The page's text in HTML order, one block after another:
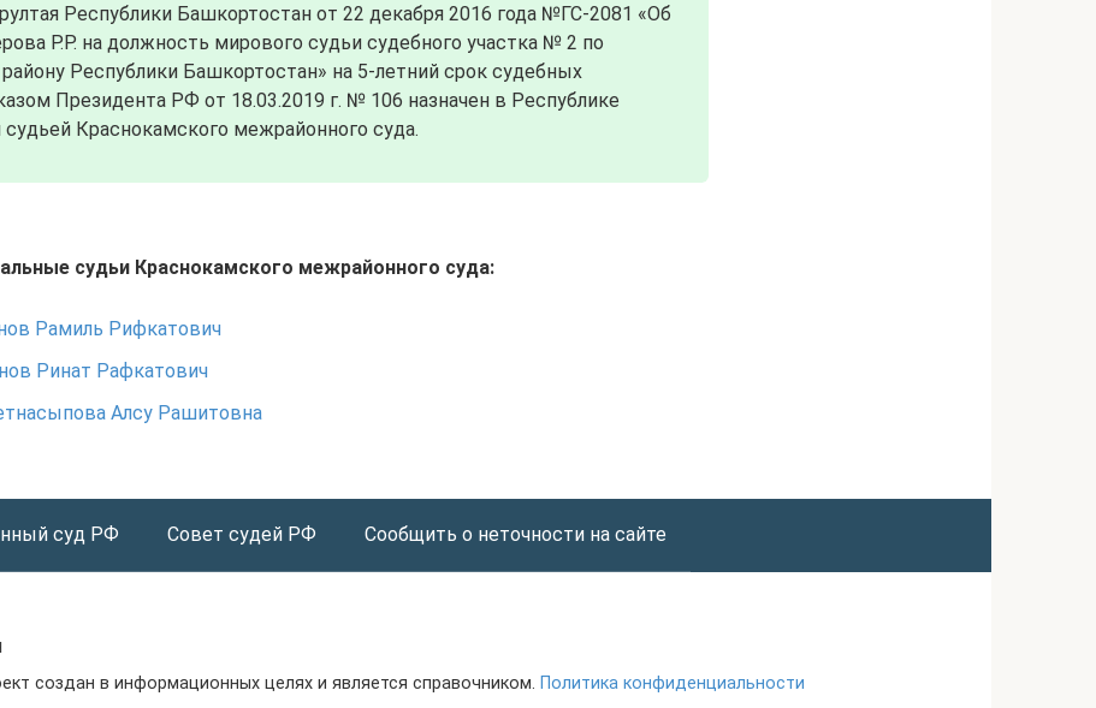
Республики Башкортостан от 22 декабря 2016 года №ГС-2081 «Об
P.P. на должность мирового судьи судебного участка № 2 по
Республики Башкортостан» на 5-летний срок судебных
Президента РФ от 18.03.2019 г. № 106 назначен в Республике
Краснокамского межрайонного суда.
судьи Краснокамского межрайонного суда:
Рамиль Рифкатович
Ринат Рафкатович
Алсу Рашитовна
суд РФ Совет судей РФ Сообщить о неточности на сайте
создан в информационных целях и является справочником. Политика конфиденциальности